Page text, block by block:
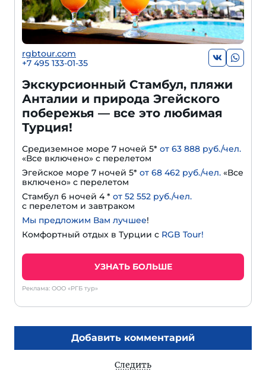
rgbtour.com
+7 495 133-01-35
Экскурсионный Стамбул, пляжи
Анталии и природа Эгейского
побережья — все это любимая
Турция!
Средиземное море 7 ночей 5* от 63 888 руб./чел.
«Все включено» с перелетом
Эгейское море 7 ночей 5* от 68 462 руб./чел. «Все
включено» с перелетом
Стамбул 6 ночей 4 * от 52 552 руб./чел.
с перелетом и завтраком
Мы предложим Вам лучшее!
Комфортный отдых в Турции с RGB Tour!
УЗНАТЬ БОЛЬШЕ
Реклама: ООО «РГБ тур»
Добавить комментарий
Следить